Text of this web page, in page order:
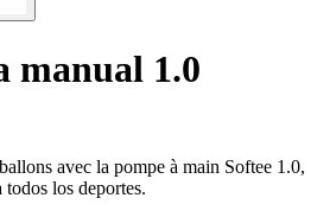
manual 1.0
avec la pompe à main Softee 1.0,
los deportes.